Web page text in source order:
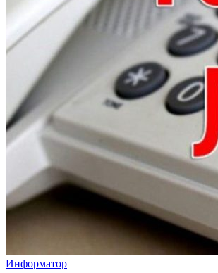
Информатор